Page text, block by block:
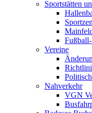
Sportstätten
Vereine
Nahverkehr
VGN